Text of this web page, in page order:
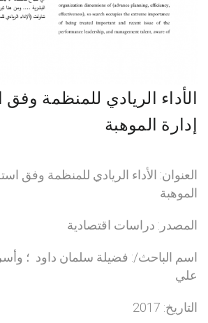
الأداء الريادي للمنظمة وفق
إدارة الموهبة
العنوان: الأداء الريادي للمنظمة وفق
الموهبة
المصدر: دراسات اقتصادية
اسم الباحث/: فضيلة سلمان داود ؛
علي
التاريخ: 2017